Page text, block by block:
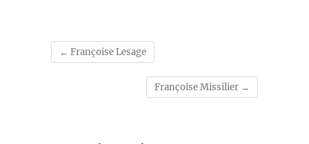
← Françoise Lesage
Françoise Missilier →